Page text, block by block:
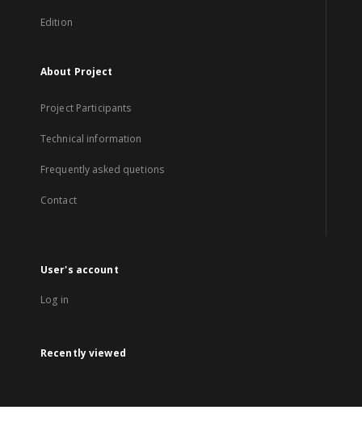
Edition
About Project
Project Participants
Technical information
Frequently asked quetions
Contact
User's account
Log in
Recently viewed